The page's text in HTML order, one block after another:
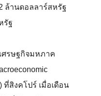
ล้านดอลลาร์สหรัฐ
รัฐ
ศรษฐกิจมหภาค
ที่สิงคโปร์ เมื่อเดือน